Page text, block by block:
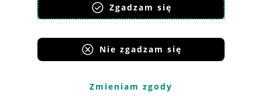
Zgadzam się
Nie zgadzam się
Zmieniam zgody
Korzystanie z serwisu oznacza akceptacjęregulaminu